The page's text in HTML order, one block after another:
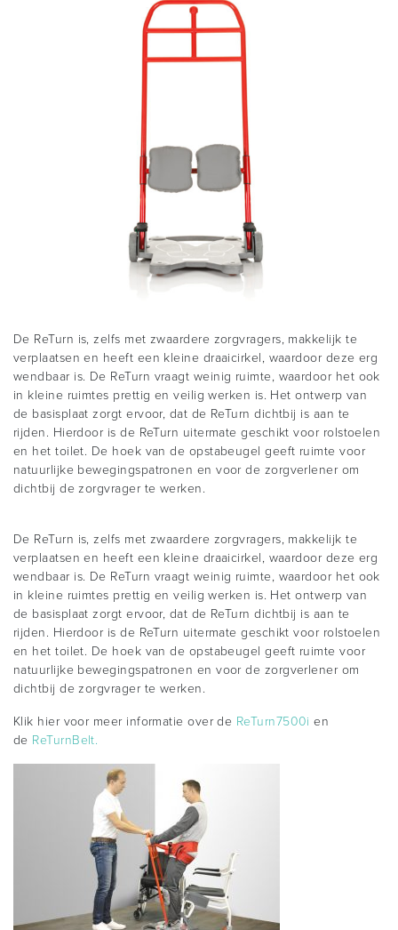
De ReTurn is, zelfs met zwaardere zorgvragers, makkelijk te
verplaatsen en heeft een kleine draaicirkel, waardoor deze erg
wendbaar is. De ReTurn vraagt weinig ruimte, waardoor het ook
in kleine ruimtes prettig en veilig werken is. Het ontwerp van
de basisplaat zorgt ervoor, dat de ReTurn dichtbij is aan te
rijden. Hierdoor is de ReTurn uitermate geschikt voor rolstoelen
en het toilet. De hoek van de opstabeugel geeft ruimte voor
natuurlijke bewegingspatronen en voor de zorgverlener om
dichtbij de zorgvrager te werken.
De ReTurn is, zelfs met zwaardere zorgvragers, makkelijk te
verplaatsen en heeft een kleine draaicirkel, waardoor deze erg
wendbaar is. De ReTurn vraagt weinig ruimte, waardoor het ook
in kleine ruimtes prettig en veilig werken is. Het ontwerp van
de basisplaat zorgt ervoor, dat de ReTurn dichtbij is aan te
rijden. Hierdoor is de ReTurn uitermate geschikt voor rolstoelen
en het toilet. De hoek van de opstabeugel geeft ruimte voor
natuurlijke bewegingspatronen en voor de zorgverlener om
dichtbij de zorgvrager te werken.
Klik hier voor meer informatie over de ReTurn7500i en
de ReTurnBelt.